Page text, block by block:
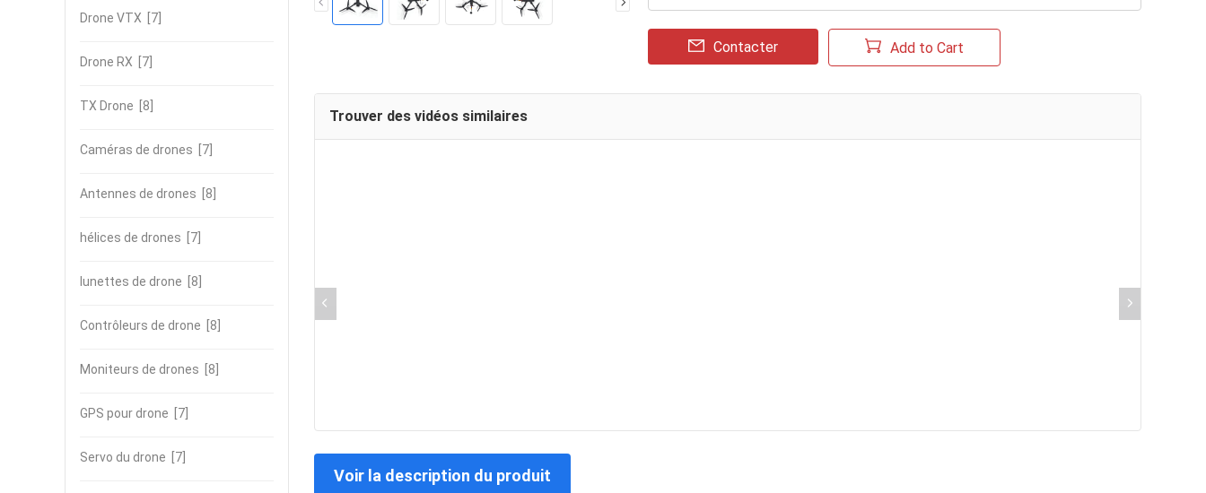
Drone VTX [7]
Drone RX [7]
TX Drone [8]
Caméras de drones [7]
Antennes de drones [8]
hélices de drones [7]
lunettes de drone [8]
Contrôleurs de drone [8]
Moniteurs de drones [8]
GPS pour drone [7]
Servo du drone [7]
Contacter Add to Cart
Trouver des vidéos similaires
Voir la description du produit